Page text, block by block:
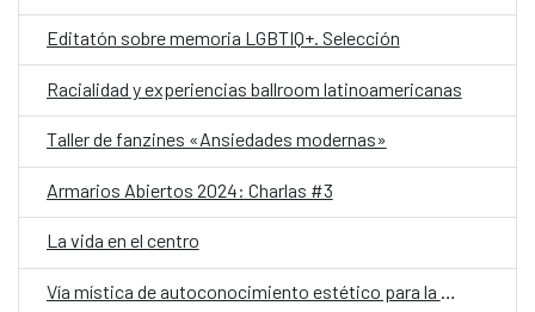
Editatón sobre memoria LGBTIQ+. Selección
Racialidad y experiencias ballroom latinoamericanas
Taller de fanzines «Ansiedades modernas»
Armarios Abiertos 2024: Charlas #3
La vida en el centro
Vía mística de autoconocimiento estético para la creación contemporánea